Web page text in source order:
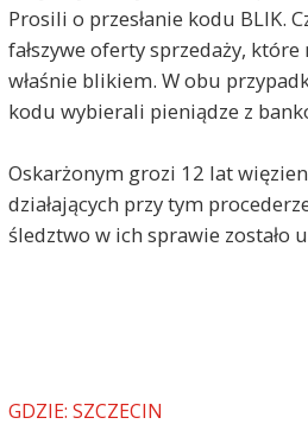
Prosili o przesłanie kodu BLIK.
fałszywe oferty sprzedaży, które
właśnie blikiem. W obu
kodu wybierali pieniądze z
Oskarżonym grozi 12 lat
działających przy tym
śledztwo w ich sprawie zostało
GDZIE: SZCZECIN